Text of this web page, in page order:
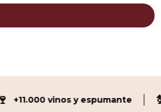
+11.000 vinos y espumante